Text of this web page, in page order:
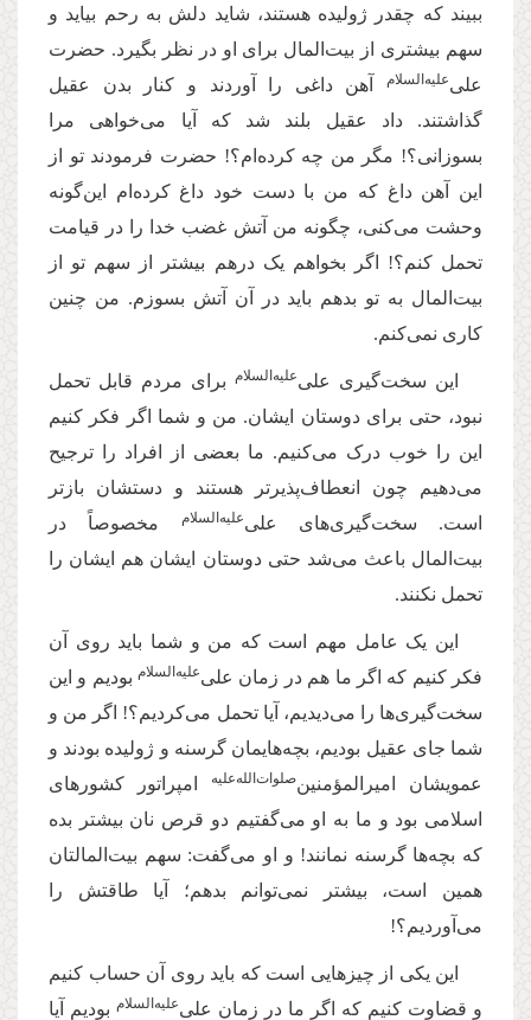
ببیند که چقدر ژولیده هستند، شاید دلش به رحم بیاید و
سهم بیشتری از بیت‌المال برای او در نظر بگیرد. حضرت
علی‌علیه‌‌السلام
آهن داغی را آوردند و کنار بدن عقیل
گذاشتند. داد عقیل بلند شد که آیا می‌خواهی مرا
بسوزانی؟! مگر من چه کرده‌ام؟! حضرت فرمودند تو از
این آهن داغ که من با دست خود داغ کرده‌ام این‌گونه
وحشت می‌کنی، چگونه من آتش غضب خدا را در قیامت
تحمل کنم؟! اگر بخواهم یک درهم بیشتر از سهم تو از
بیت‌المال به تو بدهم باید در آن آتش بسوزم. من چنین
کاری نمی‌کنم.
این سخت‌گیری علی‌علیه‌‌السلام
برای مردم قابل تحمل
نبود، حتی برای دوستان ایشان. من و شما اگر فکر کنیم
این را خوب درک می‌کنیم. ما بعضی از افراد را ترجیح
می‌دهیم چون انعطاف‌پذیرتر هستند و دستشان بازتر
است. سخت‌گیری‌های علی‌علیه‌‌السلام
مخصوصاً در
بیت‌المال باعث می‌شد حتی دوستان ایشان هم ایشان را
تحمل نکنند.
این یک عامل مهم است که من و شما باید روی آن
فکر کنیم که اگر ما هم در زمان علی‌علیه‌‌السلامبودیم و این
سخت‌گیری‌ها را می‌دیدیم، آیا تحمل می‌کردیم؟! اگر من و
شما جای عقیل بودیم، بچه‌هایمان گرسنه و ژولیده بودند و
عمویشان امیرالمؤمنین‌صلوات‌‌الله‌‌عليه
امپراتور کشورهای
اسلامی بود و ما به او می‌گفتیم دو قرص نان بیشتر بده
که بچه‌ها گرسنه نمانند! و او می‌گفت: سهم بیت‌المالتان
همین است، بیشتر نمی‌توانم بدهم؛ آیا طاقتش را
می‌آوردیم؟!
این یکی از چیزهایی است که باید روی آن حساب کنیم
و قضاوت کنیم که اگر ما در زمان علی‌علیه‌‌السلام بودیم آیا